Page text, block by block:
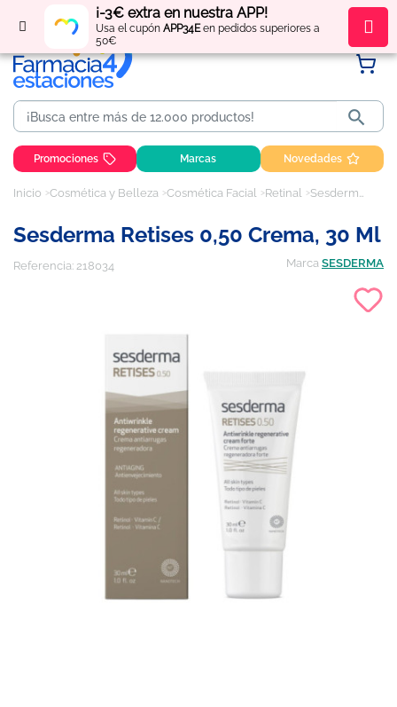
¡-3€ extra en nuestra APP!
Usa el cupón APP34Een pedidos superiores a
50€
Regístratey obténpuntos por tus compras

Promociones Marcas Novedades
Inicio Cosmética y Belleza Cosmética Facial Retinal Sesderma Retises 0,50 crema, 30 ml
Sesderma Retises 0,50 Crema, 30 Ml
Referencia: 218034 Marca SESDERMA